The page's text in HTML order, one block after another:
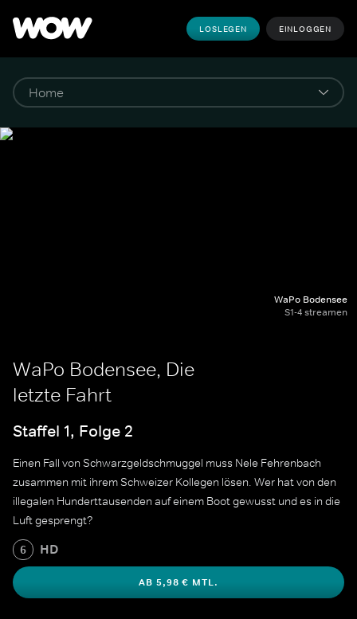
LOSLEGEN EINLOGGEN
WaPo Bodensee
S1-4 streamen
WaPo Bodensee, Die
letzte Fahrt
Staffel 1, Folge 2
Einen Fall von Schwarzgeldschmuggel muss Nele Fehrenbach
zusammen mit ihrem Schweizer Kollegen lösen. Wer hat von den
illegalen Hunderttausenden auf einem Boot gewusst und es in die
Luft gesprengt?
6 HD
AB 5,98 € MTL.